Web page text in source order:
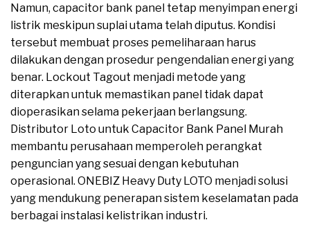
Namun, capacitor bank panel tetap menyimpan energi
listrik meskipun suplai utama telah diputus. Kondisi
tersebut membuat proses pemeliharaan harus
dilakukan dengan prosedur pengendalian energi yang
benar. Lockout Tagout menjadi metode yang
diterapkan untuk memastikan panel tidak dapat
dioperasikan selama pekerjaan berlangsung.
Distributor Loto untuk Capacitor Bank Panel Murah
membantu perusahaan memperoleh perangkat
penguncian yang sesuai dengan kebutuhan
operasional. ONEBIZ Heavy Duty LOTO menjadi solusi
yang mendukung penerapan sistem keselamatan pada
berbagai instalasi kelistrikan industri.